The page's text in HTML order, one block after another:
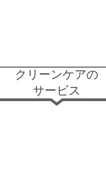
クリーンケアの
サービス